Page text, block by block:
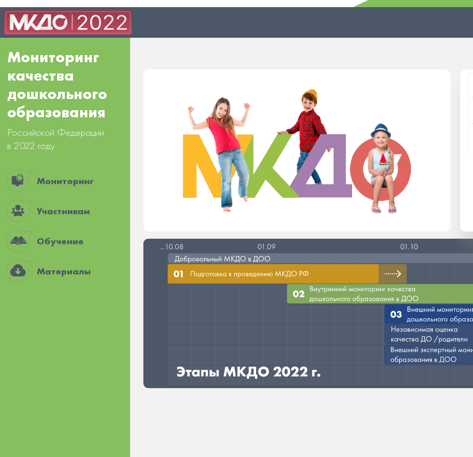
Мониторинг
качества
дошкольного
образования
Российской Федерации
в 2022 году
Мониторинг
Участникам
Обучение
Материалы